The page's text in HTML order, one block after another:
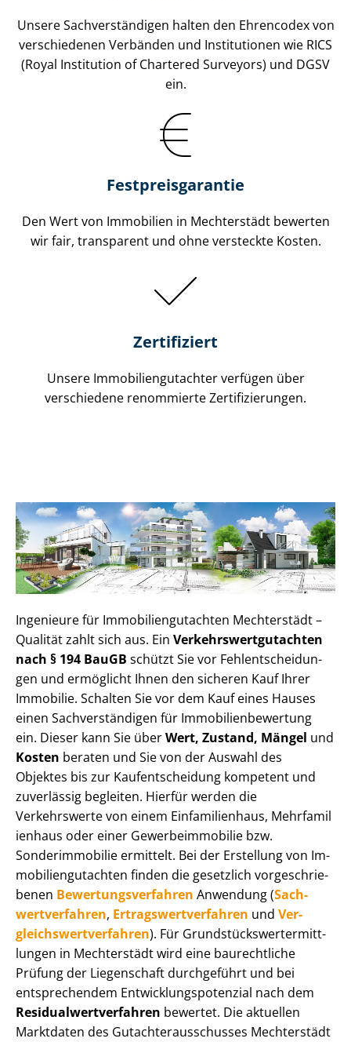
Unsere Sach­ver­stän­di­gen halten den Ehrencodex von
verschiedenen Verbänden und Institutionen wie RICS
(Royal Institution of Chartered Surveyors) und DGSV
ein.
Festpreis​garantie
Den Wert von Immobilien in Mechterstädt bewerten
wir fair, transparent und ohne versteckte Kosten.
Zertifiziert
Unsere Immobilien­gutachter verfügen über
verschiedene renommierte Zer­ti­fi­zie­run­gen.
Ingenieure für Im­mo­bi­li­en­gut­ach­ten Mechterstädt –
Qualität zahlt sich aus. Ein Ver­kehrs­wert­gut­ach­ten
nach § 194 BauGB schützt Sie vor Fehl­ent­schei­dun­
gen und ermöglicht Ihnen den sicheren Kauf Ihrer
Immobilie. Schalten Sie vor dem Kauf eines Hauses
einen Sach­ver­stän­di­gen für Im­mo­bi­li­en­be­wer­tung
ein. Dieser kann Sie überWert, Zustand, Mängel und
Kosten beraten und Sie von der Auswahl des
Objektes bis zur Kauf­ent­schei­dung kompetent und
zuverlässig begleiten. Hierfür werden die
Verkehrswerte von einem Einfamilienhaus, Mehr­fa­mi­l
i­en­haus oder einer Ge­wer­be­im­mo­bi­lie bzw.
Sonderimmobilie ermittelt. Bei der Erstellung von Im­
mo­bi­li­en­gut­ach­ten finden die gesetzlich vor­ge­schrie­
be­nen Be­wer­tungs­ver­fah­ren Anwendung (Sach­
wert­ver­fah­ren, Er­trags­wert­ver­fah­ren und Ver­
gleichs­wert­ver­fah­ren). Für Grund­stücks­wert­ermitt­
lun­gen in Mechterstädt wird eine baurechtliche
Prüfung der Liegenschaft durchgeführt und bei
entsprechendem Ent­wick­lungs­po­ten­zi­al nach dem
Re­si­du­al­wert­ver­fah­ren bewertet. Die aktuellen
Marktdaten des Gut­ach­ter­aus­schus­ses Mechterstädt